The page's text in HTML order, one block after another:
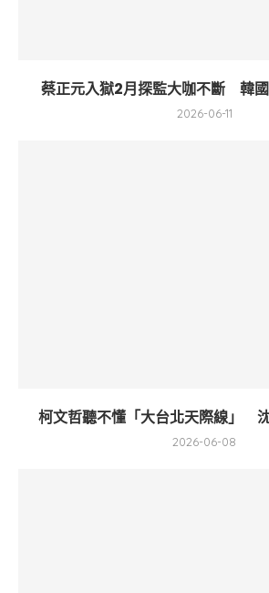
蔡正元入獄2月探監大咖不斷 韓
2026-06-11
柯文哲聽不懂「大台北天際線」
2026-06-08